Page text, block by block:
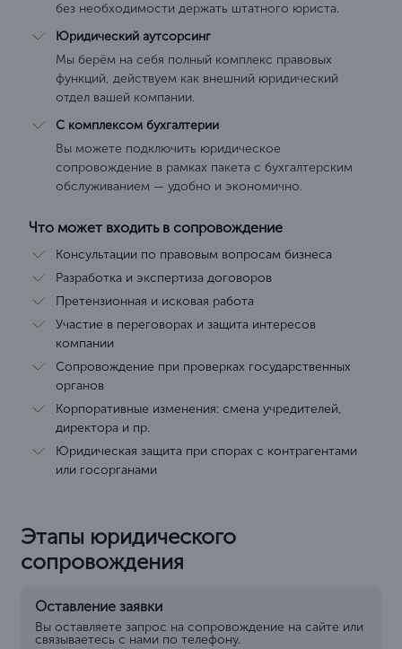
без необходимости держать штатного юриста.
Юридический аутсорсинг
Мы берём на себя полный комплекс правовых
функций, действуем как внешний юридический
отдел вашей компании.
С комплексом бухгалтерии
Вы можете подключить юридическое
сопровождение в рамках пакета с бухгалтерским
обслуживанием — удобно и экономично.
Что может входить в сопровождение
Консультации по правовым вопросам бизнеса
Разработка и экспертиза договоров
Претензионная и исковая работа
Участие в переговорах и защита интересов
компании
Сопровождение при проверках государственных
органов
Корпоративные изменения: смена учредителей,
директора и пр.
Юридическая защита при спорах с контрагентами
или госорганами
Этапы юридического
сопровождения
Оставление заявки
Вы оставляете запрос на сопровождение на сайте или
связываетесь с нами по телефону.